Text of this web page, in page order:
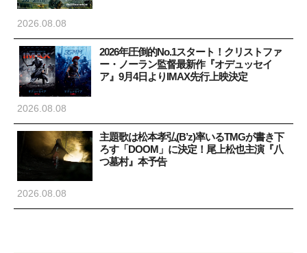
»
2026.08.08
2026年圧倒的No.1スタート！クリストファ
ー・ノーラン監督最新作『オデュッセイ
ア』9月4日よりIMAX先行上映決定
2026.08.08
主題歌は松本孝弘(B’z)率いるTMGが書き下
ろす「DOOM」に決定！尾上松也主演『八
つ墓村』本予告
2026.08.08